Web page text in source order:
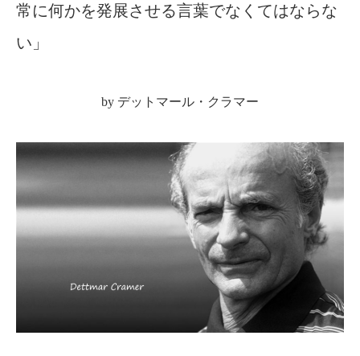
常に何かを発展させる言葉でなくてはならな
い」
by デットマール・クラマー